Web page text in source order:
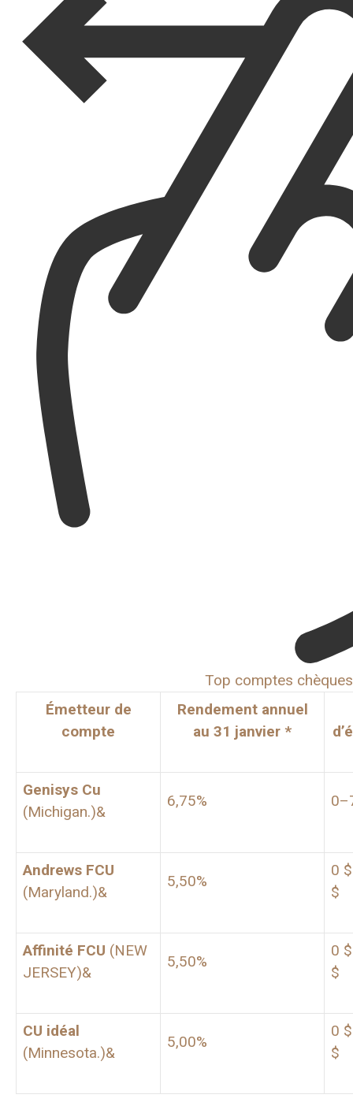
Top comptes chèques
Émetteur de
compte
Rendement annuel
au 31 janvier *
Genisys Cu
(Michigan.)&
6,75%
Andrews FCU
(Maryland.)&
5,50%
0
$
Affinité FCU (NEW
JERSEY)&
5,50%
0
$
CU idéal
(Minnesota.)&
5,00%
0
$